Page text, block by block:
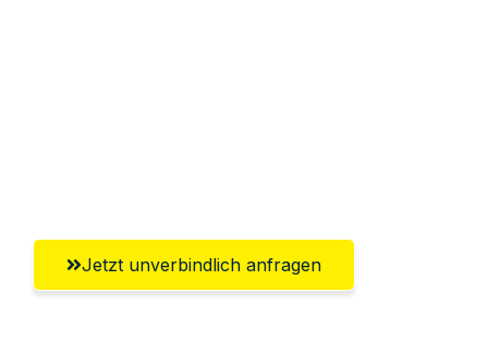
Jetzt unverbindlich anfragen